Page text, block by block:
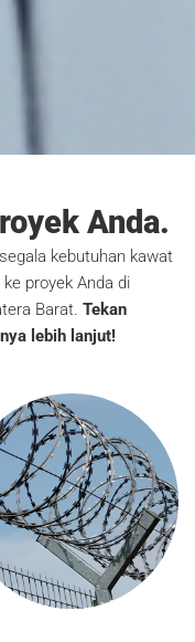
Anda di
menyediakan kawat harmonika,
roofmesh, bronjong, dan loket
Pekanbaru ke proyek Anda di
Anda.
kebutuhan kawat
proyek Anda di
Barat. Tekan
lebih lanjut!